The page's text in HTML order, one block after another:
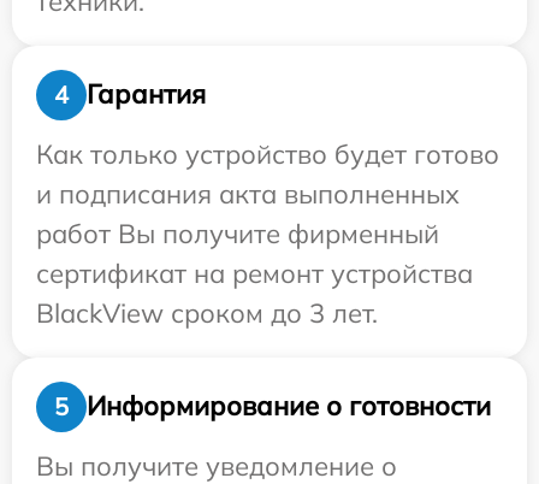
4
Гарантия
Как только устройство будет готово
и подписания акта выполненных
работ Вы получите фирменный
сертификат на ремонт устройства
BlackView сроком до 3 лет.
5
Информирование о готовности
Вы получите уведомление о